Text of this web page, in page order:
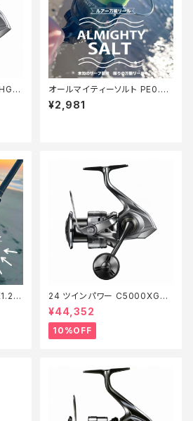
オールマイティーソルト PE0.8
号150m Tオリ
¥2,981
2
24 ツインパワー C5000XG
【継続セール_リール】【10】
¥44,352
10%OFF